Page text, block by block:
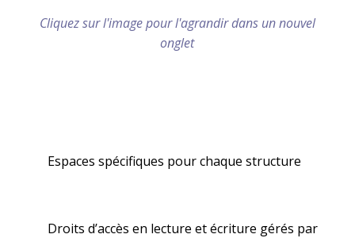
Cliquez sur l'image pour l'agrandir dans un nouvel
onglet
Espaces spécifiques pour chaque structure
Droits d’accès en lecture et écriture gérés par